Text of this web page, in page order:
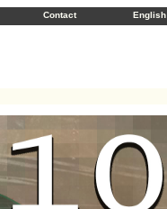
Contact English